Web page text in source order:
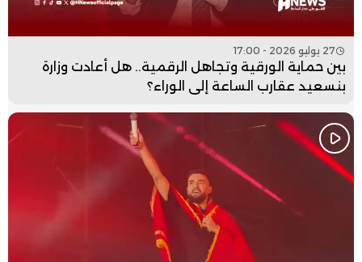
27 يوليو 2026 - 17:00
بين حماية الورقية وتجاهل الرقمية.. هل أعادت وزارة
بنسعيد عقارب الساعة إلى الوراء؟